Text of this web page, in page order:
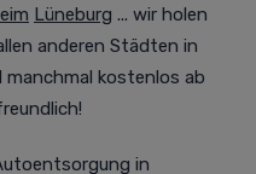
Lüneburg ... wir holen
anderen Städten in
manchmal kostenlos ab
!
in